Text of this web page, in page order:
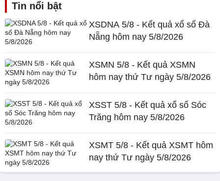
Tin nổi bật
XSDNA 5/8 - Kết quả xổ số Đà
Nẵng hôm nay 5/8/2026
XSMN 5/8 - Kết quả XSMN
hôm nay thứ Tư ngày 5/8/2026
XSST 5/8 - Kết quả xổ số Sóc
Trăng hôm nay 5/8/2026
XSMT 5/8 - Kết quả XSMT hôm
nay thứ Tư ngày 5/8/2026